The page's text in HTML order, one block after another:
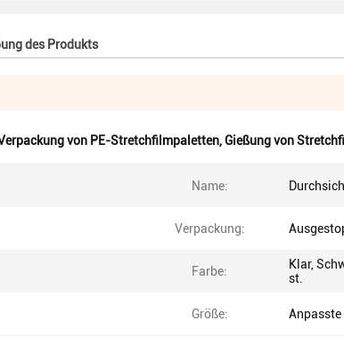
des Produkts
von PE-Stretchfilmpaletten,Gießung von
Name:
Verpackung:
Farbe:
Klar,
st.
Größe: Anpasste